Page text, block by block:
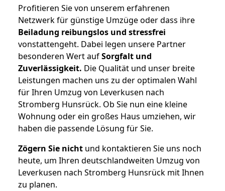
Profitieren Sie von unserem erfahrenen
Netzwerk für günstige Umzüge oder dass ihre
Beiladung reibungslos und stressfrei
vonstattengeht. Dabei legen unsere Partner
besonderen Wert aufSorgfalt und
Zuverlässigkeit. Die Qualität und unser breite
Leistungen machen uns zu der optimalen Wahl
für Ihren Umzug von Leverkusen nach
Stromberg Hunsrück. Ob Sie nun eine kleine
Wohnung oder ein großes Haus umziehen, wir
haben die passende Lösung für Sie.
Zögern Sie nicht und kontaktieren Sie uns noch
heute, um Ihren deutschlandweiten Umzug von
Leverkusen nach Stromberg Hunsrück mit Ihnen
zu planen.